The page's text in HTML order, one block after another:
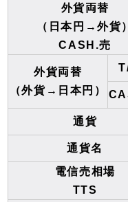
外貨両替
（日本円→外貨）
CASH.売
外貨両替
（外貨→日本円）
通貨
通貨名
電信売相場
TTS